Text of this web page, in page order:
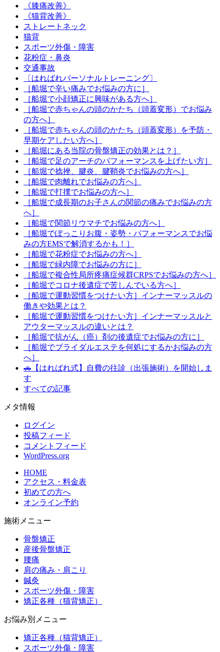
《膝痛改善》
《猫背改善》
ストレートネック
猫背
スポーツ外傷・障害
花粉症・鼻炎
交通事故
〔はればれパーソナルトレーニング〕
［船堀で辛い痛みでお悩みの方に］
［船堀で小顔矯正に興味がある方へ］
［船堀で赤ちゃんの頭のかたち（頭蓋変形）でお悩み
の方へ］
［船堀で赤ちゃんの頭のかたち（頭蓋変形）を予防・
早期ケアしたい方へ］
［船堀にある当院の骨盤矯正の効果とは？］
［船堀で足のアーチのパフォーマンスを上げたい方］
［船堀で捻挫、腱炎、腱鞘炎でお悩みの方へ］
［船堀で肉離れでお悩みの方へ］
［船堀で打撲でお悩みの方へ］
［船堀で成長期のお子さんの関節の痛みでお悩みの方
へ］
［船堀で関節リウマチでお悩みの方へ］
［船堀でぽっこりお腹・姿勢・パフォーマンスでお悩
みの方EMSで解消するかも！］
［船堀で花粉症でお悩みの方へ］
［船堀で緑内障でお悩みの方に］
［船堀で複合性局所疼痛症候群CRPSでお悩みの方へ］
［船堀でコロナ後遺症で苦しんでいる方へ］
［船堀で運動習慣をつけたい方］インナーマッスルの
働きや効果とは？
［船堀で運動習慣をつけたい方］インナーマッスルと
アウターマッスルの違いとは？
［船堀で抗がん（癌）剤の後遺症でお悩みの方に］
［船堀でブライダルエステを何処にするかお悩みの方
へ］
🚗【はればれ式】自費の往診（出張施術）を開始しま
す
すべての記事
メタ情報
ログイン
投稿フィード
コメントフィード
WordPress.org
HOME
アクセス・料金表
初めての方へ
オンライン予約
施術メニュー
骨盤矯正
産後骨盤矯正
腰痛
肩の痛み・肩こり
鍼灸
スポーツ外傷・障害
矯正各種（猫背矯正）
お悩み別メニュー
矯正各種（猫背矯正）
スポーツ外傷・障害